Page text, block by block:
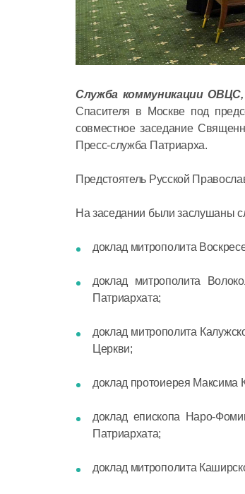
Служба коммуникации ОВЦС,
Спасителя в Москве под
совместное заседание
Пресс-служба Патриарха.
Предстоятель Русской
На заседании были заслушаны
доклад митрополита
доклад митрополита
Патриархата;
доклад митрополита
Церкви;
доклад протоиерея Максима
доклад епископа Наро-
Патриархата;
доклад митрополита